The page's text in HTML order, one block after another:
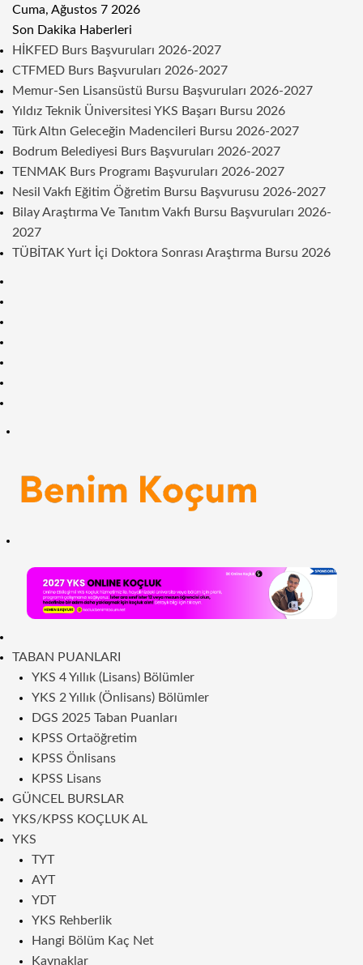
Cuma, Ağustos 7 2026
Son Dakika Haberleri
HİKFED Burs Başvuruları 2026-2027
CTFMED Burs Başvuruları 2026-2027
Memur-Sen Lisansüstü Bursu Başvuruları 2026-2027
Yıldız Teknik Üniversitesi YKS Başarı Bursu 2026
Türk Altın Geleceğin Madencileri Bursu 2026-2027
Bodrum Belediyesi Burs Başvuruları 2026-2027
TENMAK Burs Programı Başvuruları 2026-2027
Nesil Vakfı Eğitim Öğretim Bursu Başvurusu 2026-2027
Bilay Araştırma Ve Tanıtım Vakfı Bursu Başvuruları 2026-
2027
TÜBİTAK Yurt İçi Doktora Sonrası Araştırma Bursu 2026
TABAN PUANLARI
YKS 4 Yıllık (Lisans) Bölümler
YKS 2 Yıllık (Önlisans) Bölümler
DGS 2025 Taban Puanları
KPSS Ortaöğretim
KPSS Önlisans
KPSS Lisans
GÜNCEL BURSLAR
YKS/KPSS KOÇLUK AL
YKS
TYT
AYT
YDT
YKS Rehberlik
Hangi Bölüm Kaç Net
Kaynaklar